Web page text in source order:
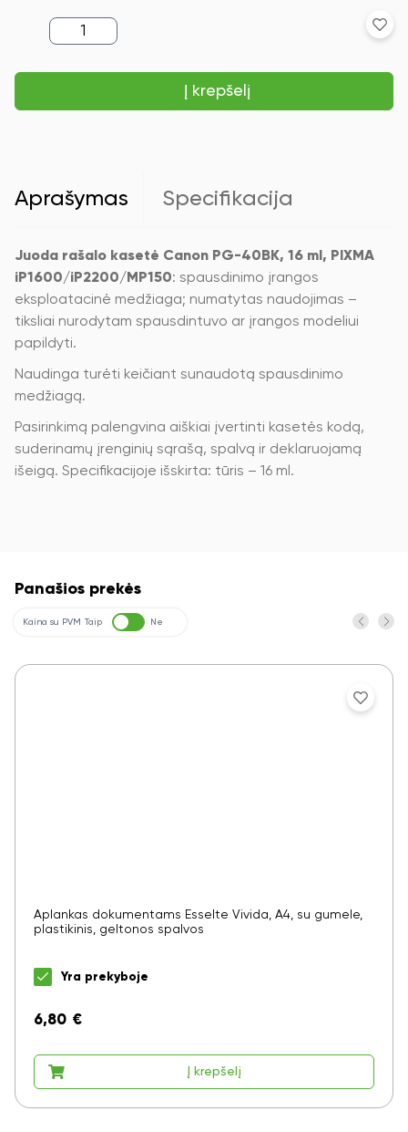
produkto
kiekis:
rašalo
Canon
PIXMA
iP1600/iP2200/MP150
Į krepšelį
Aprašymas Specifikacija
Juoda rašalo kasetė Canon PG-40BK, 16 ml, PIXMA
iP1600/iP2200/MP150: spausdinimo įrangos
eksploatacinė medžiaga; numatytas naudojimas –
tiksliai nurodytam spausdintuvo ar įrangos modeliui
papildyti.
Naudinga turėti keičiant sunaudotą spausdinimo
medžiagą.
Pasirinkimą palengvina aiškiai įvertinti kasetės kodą,
suderinamų įrenginių sąrašą, spalvą ir deklaruojamą
išeigą. Specifikacijoje išskirta: tūris – 16 ml.
Panašios prekės
Kaina su PVM Taip Ne
Aplankas dokumentams Esselte Vivida, A4, su gumele,
plastikinis, geltonos spalvos
Yra prekyboje
6,80 €
Į krepšelį